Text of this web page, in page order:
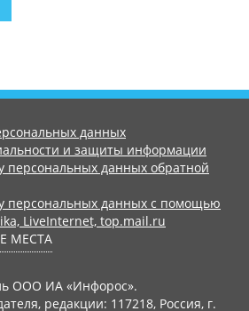
данных
и защиты информации
персональных данных обратной
персональных данных с помощью
LiveInternet, top.mail.ru
МЕСТА
ООО ИА «Инфорос».
редакции: 117218, Россия, г.